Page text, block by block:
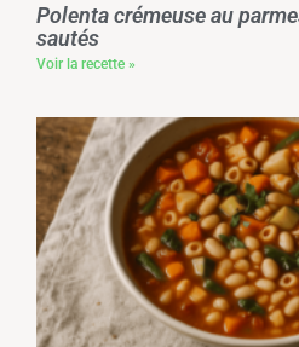
Polenta crémeuse au
sautés
Voir la recette »